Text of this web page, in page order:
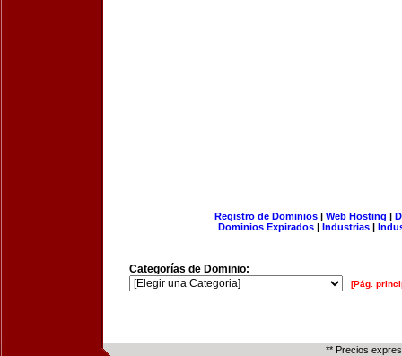
Registro de Dominios| Web Hosting |
Dominios Expirados | Industrias |
Categorías de Dominio:
[Pág.
** Precios